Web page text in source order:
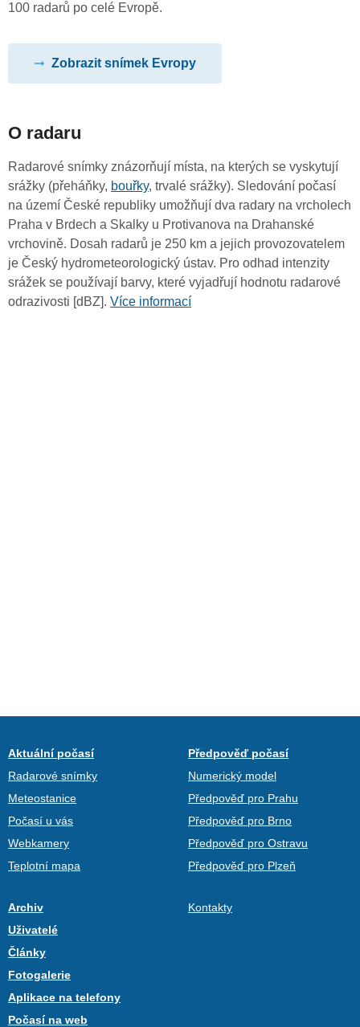
100 radarů po celé Evropě.
Zobrazit snímek Evropy
O radaru
Radarové snímky znázorňují místa, na kterých se vyskytují
srážky (přeháňky, bouřky, trvalé srážky). Sledování počasí
na území České republiky umožňují dva radary na vrcholech
Praha v Brdech a Skalky u Protivanova na Drahanské
vrchovině. Dosah radarů je 250 km a jejich provozovatelem
je Český hydrometeorologický ústav. Pro odhad intenzity
srážek se používají barvy, které vyjadřují hodnotu radarové
odrazivosti [dBZ]. Více informací
Aktuální počasí
Radarové snímky
Meteostanice
Počasí u vás
Webkamery
Teplotní mapa
Předpověď počasí
Numerický model
Předpověď pro Prahu
Předpověď pro Brno
Předpověď pro Ostravu
Předpověď pro Plzeň
Archiv
Uživatelé
Články
Fotogalerie
Aplikace na telefony
Počasí na web
Kontakty